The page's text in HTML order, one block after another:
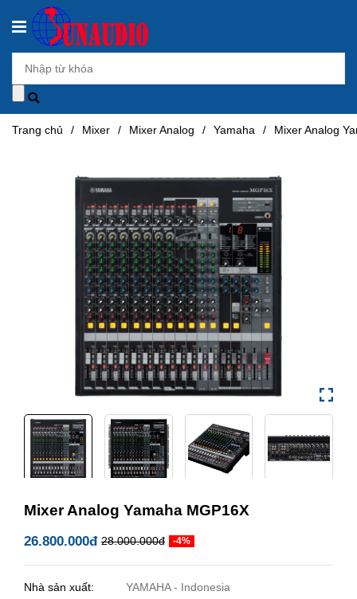
Trang chủ / Mixer / Mixer Analog / Yamaha / Mixer Analog
Mixer Analog Yamaha MGP16X
26.800.000đ 28.000.000đ -4%
Nhà sản xuất: YAMAHA - Indonesia